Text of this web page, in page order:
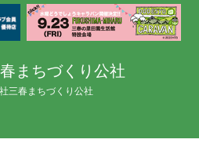
まちづくり公社
三春まちづくり公社